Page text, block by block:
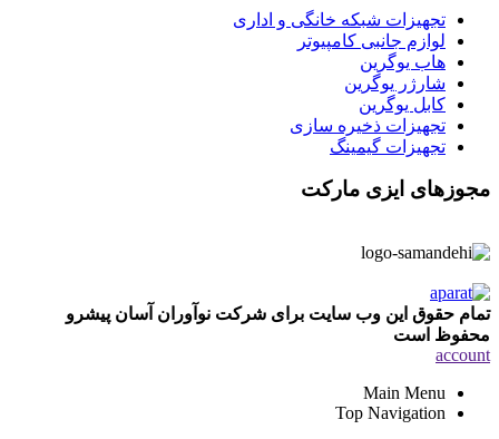
تجهیزات شبکه خانگی و اداری
لوازم جانبی کامپیوتر
هاب یوگرین
شارژر یوگرین
کابل یوگرین
تجهیزات ذخیره سازی
تجهیزات گیمینگ
مجوزهای ایزی مارکت
تمام حقوق این وب سایت برای شرکت نوآوران آسان پیشرو
محفوظ است
account
Main Menu
Top Navigation